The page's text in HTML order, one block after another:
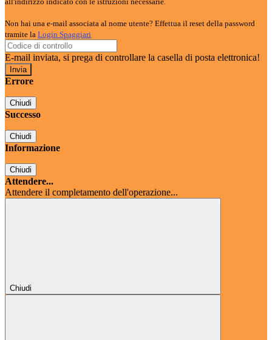
Non hai una e-mail associata al nome utente? Effettua il reset della password
tramite la Login Spaggiari
E-mail inviata, si prega di controllare la casella di posta elettronica!
Errore
Chiudi
Successo
Chiudi
Informazione
Chiudi
Attendere...
Attendere il completamento dell'operazione...
Chiudi